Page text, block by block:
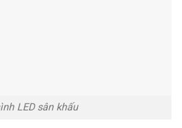
LED sân khấu